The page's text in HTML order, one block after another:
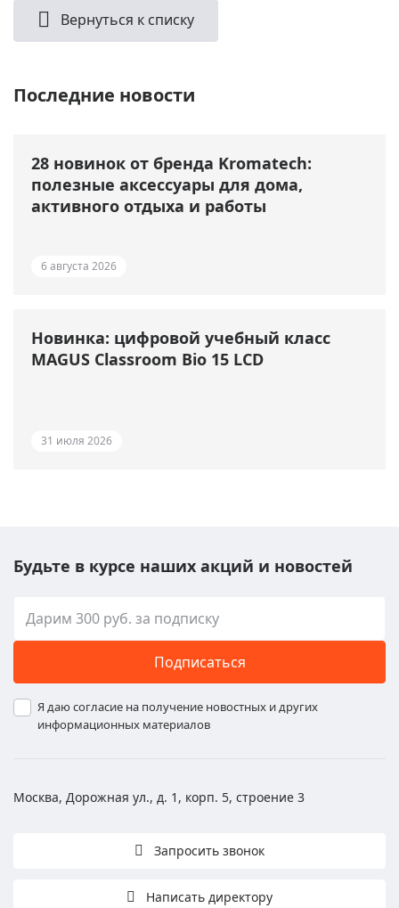
Вернуться к списку
Последние новости
28 новинок от бренда Kromatech:
полезные аксессуары для дома,
активного отдыха и работы
6 августа 2026
Новинка: цифровой учебный класс
MAGUS Classroom Bio 15 LCD
31 июля 2026
Будьте в курсе наших акций и новостей
Подписаться
Я даю согласие на получение новостных и других
информационных материалов
Москва, Дорожная ул., д. 1, корп. 5, строение 3
Запросить звонок
Написать директору